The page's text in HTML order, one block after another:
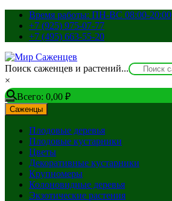
Перейти
содержимому
Время работы: ПН-ВС 08:00-20:00
+7 (925) 975-07-77
+7 (495) 663-55-20
Поиск саженцев и растений...
×
Всего: 0,00 ₽
Саженцы
Плодовые деревья
Плодовые кустарники
Цветы
Декоративные кустарники
Крупномеры
Колоновидные деревья
Экзотические растения